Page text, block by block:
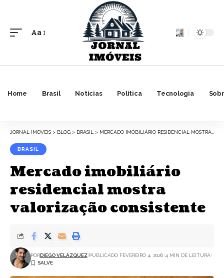
Font
Aa
Home Brasil Notícias Política Tecnologia
JORNAL IMOVEIS > BLOG > BRASIL > MERCADO IMOBILIÁRIO RESIDENCIAL MOSTRA VALORIZAÇÃO CONSISTENTE
BRASIL
Mercado imobiliário
residencial mostra
valorização consistente
PORDIEGO VELÁZQUEZ PUBLICADO FEVEREIRO 4, 2026 4 MIN DE LEITURA